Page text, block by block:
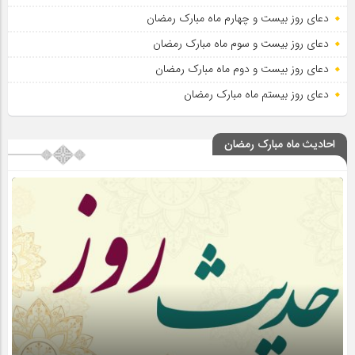
دعای روز بیست و چهارم ماه مبارک رمضان
دعای روز بیست و سوم ماه مبارک رمضان
دعای روز بیست و دوم ماه مبارک رمضان
دعای روز بیستم ماه مبارک رمضان
احادیث ماه مبارک رمضان